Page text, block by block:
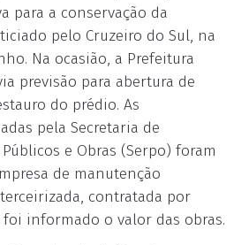
para a conservação da
pelo Cruzeiro do Sul, na
Na ocasião, a Prefeitura
previsão para abertura de
do prédio. As
pela Secretaria de
e Obras (Serpo) foram
de manutenção
contratada por
informado o valor das obras.